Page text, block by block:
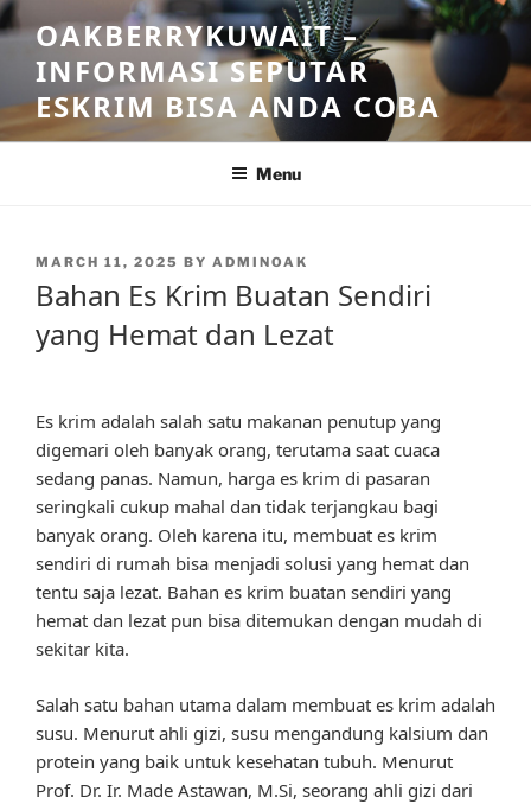
Skip
to
content
OAKBERRYKUWAIT –
INFORMASI SEPUTAR
ESKRIM BISA ANDA COBA
Menu
POSTED
MARCH 11, 2025 BY ADMINOAK
Bahan Es Krim Buatan Sendiri
yang Hemat dan Lezat
Es krim adalah salah satu makanan penutup yang
digemari oleh banyak orang, terutama saat cuaca
sedang panas. Namun, harga es krim di pasaran
seringkali cukup mahal dan tidak terjangkau bagi
banyak orang. Oleh karena itu, membuat es krim
sendiri di rumah bisa menjadi solusi yang hemat dan
tentu saja lezat. Bahan es krim buatan sendiri yang
hemat dan lezat pun bisa ditemukan dengan mudah di
sekitar kita.
Salah satu bahan utama dalam membuat es krim adalah
susu. Menurut ahli gizi, susu mengandung kalsium dan
protein yang baik untuk kesehatan tubuh. Menurut
Prof. Dr. Ir. Made Astawan, M.Si, seorang ahli gizi dari